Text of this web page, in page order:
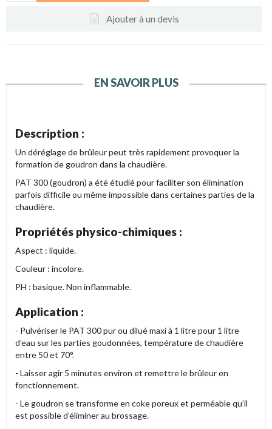
Ajouter à un devis
EN SAVOIR PLUS
Description :
Un déréglage de brûleur peut très rapidement provoquer la
formation de goudron dans la chaudière.
PAT 300 (goudron) a été étudié pour faciliter son élimination
parfois difficile ou même impossible dans certaines parties de la
chaudière.
Propriétés physico-chimiques :
Aspect : liquide.
Couleur : incolore.
PH : basique. Non inflammable.
Application :
- Pulvériser le PAT 300 pur ou dilué maxi à 1 litre pour 1 litre
d’eau sur les parties goudonnées, température de chaudière
entre 50 et 70°.
- Laisser agir 5 minutes environ et remettre le brûleur en
fonctionnement.
- Le goudron se transforme en coke poreux et perméable qu’il
est possible d’éliminer au brossage.